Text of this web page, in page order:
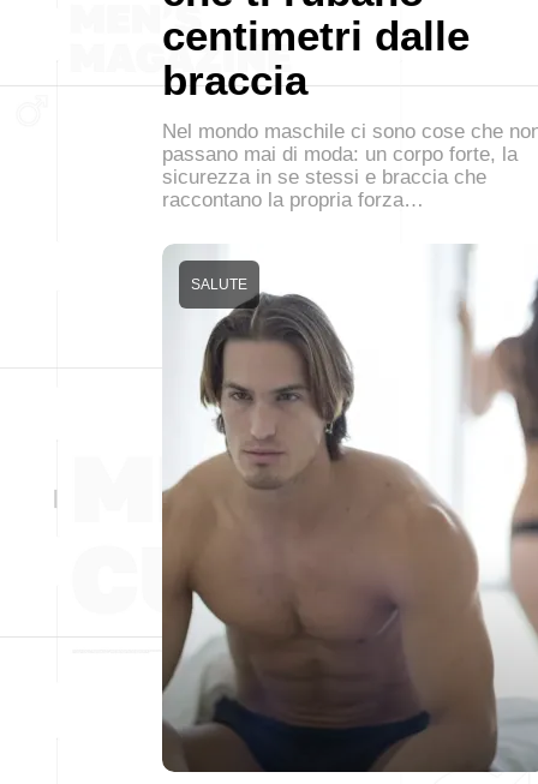
centimetri dalle
braccia
Nel mondo maschile ci sono cose che
passano mai di moda: un corpo forte, la
sicurezza in se stessi e braccia che
raccontano la propria forza…
SALUTE